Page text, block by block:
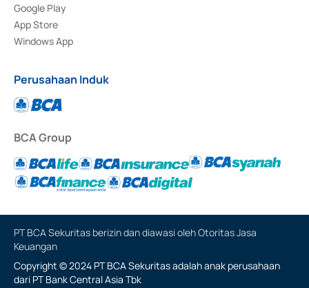
Google Play
App Store
Windows App
Perusahaan Induk
BCA Group
PT BCA Sekuritas berizin dan diawasi oleh Otoritas Jasa
Keuangan
Copyright © 2024 PT BCA Sekuritas adalah anak perusahaan
dari PT Bank Central Asia Tbk